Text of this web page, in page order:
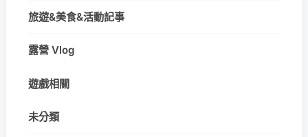
旅遊&美食&活動記事
露營 Vlog
遊戲相關
未分類